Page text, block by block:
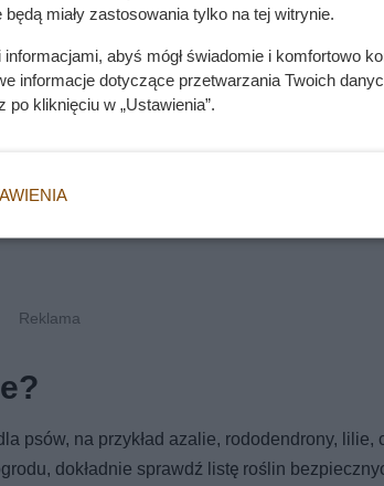
psów, na przykład azalie, rododendrony, lilie,
dokładnie sprawdź listę roślin
miały zastosowania tylko na tej witrynie.
abyś mógł świadomie i komfortowo
informacje dotyczące przetwarzania Twoich
po kliknięciu w „Ustawienia”.